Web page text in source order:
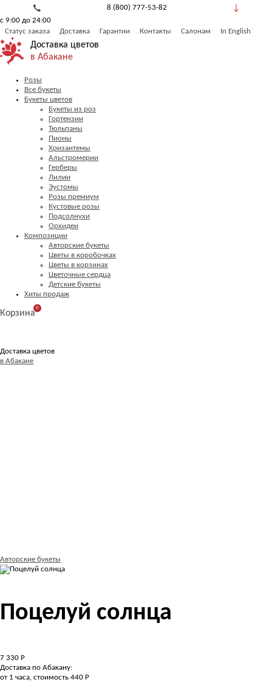
8 (800) 777-53-82
с 9:00 до 24:00
Статус заказа
Доставка Гарантии Контакты Салонам In English
Доставка цветов
в Абакане
Розы
Все букеты
Букеты цветов
Букеты из роз
Гортензии
Тюльпаны
Пионы
Хризантемы
Альстромерии
Герберы
Лилии
Эустомы
Розы премиум
Кустовые розы
Подсолнухи
Орхидеи
Композиции
Авторские букеты
Цветы в коробочках
Цветы в корзинах
Цветочные сердца
Детские букеты
Хиты продаж
Корзина
0
Доставка цветов
в Абакане
Авторские букеты
Поцелуй солнца
7 330 Р
Доставка по Абакану:
от 1 часа, стоимость 440 Р